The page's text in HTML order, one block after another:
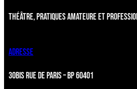
THÉÂTRE, PRATIQUES AMATEURE ET
ADRESSE
30BIS RUE DE PARIS – BP 60401